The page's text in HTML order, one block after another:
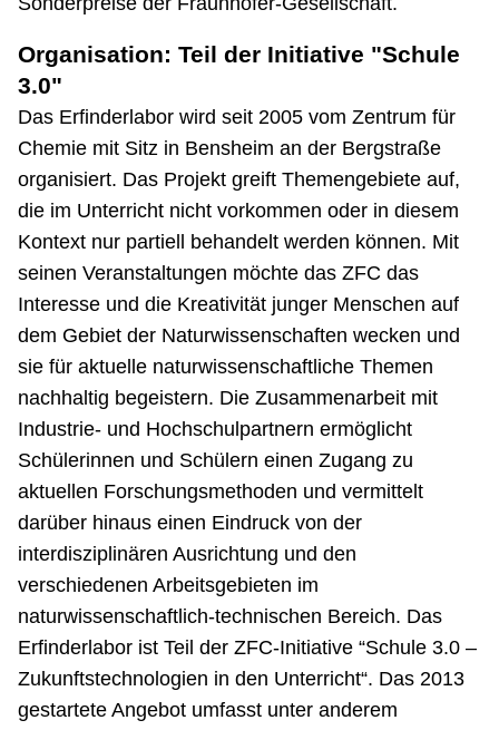
Organisation: Teil der Initiative "Schule
3.0"
Das Erfinderlabor wird seit 2005 vom Zentrum für
Chemie mit Sitz in Bensheim an der Bergstraße
organisiert. Das Projekt greift Themengebiete auf,
die im Unterricht nicht vorkommen oder in diesem
Kontext nur partiell behandelt werden können. Mit
seinen Veranstaltungen möchte das ZFC das
Interesse und die Kreativität junger Menschen auf
dem Gebiet der Naturwissenschaften wecken und
sie für aktuelle naturwissenschaftliche Themen
nachhaltig begeistern. Die Zusammenarbeit mit
Industrie- und Hochschulpartnern ermöglicht
Schülerinnen und Schülern einen Zugang zu
aktuellen Forschungsmethoden und vermittelt
darüber hinaus einen Eindruck von der
interdisziplinären Ausrichtung und den
verschiedenen Arbeitsgebieten im
naturwissenschaftlich-technischen Bereich. Das
Erfinderlabor ist Teil der ZFC-Initiative “Schule 3.0 –
Zukunftstechnologien in den Unterricht“. Das 2013
gestartete Angebot umfasst unter anderem